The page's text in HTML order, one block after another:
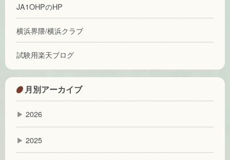
JA1OHPのHP
横浜界隈/横浜クラブ
試験用楽天ブログ
月別アーカイブ
▶ 2026
▶ 2025